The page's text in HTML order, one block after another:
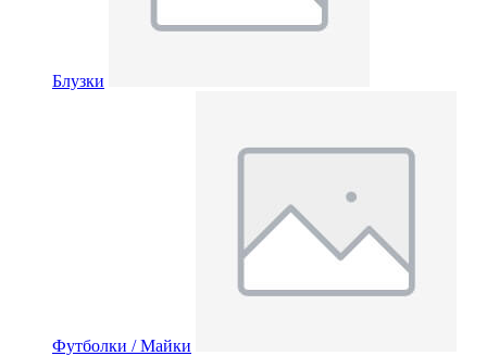
Блузки
Футболки / Майки